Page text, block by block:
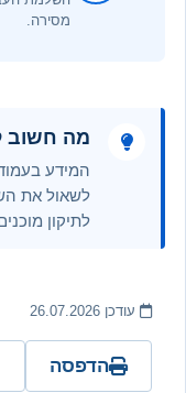
מסירה.
מה חשוב
המידע
לשאול את
לתיקון
עודכן 26.07.2026
הדפסה